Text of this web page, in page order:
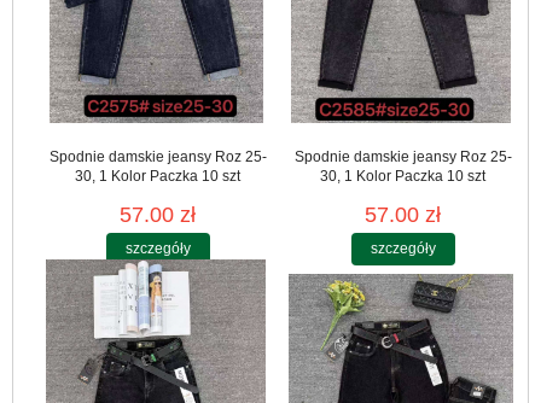
Spodnie damskie jeansy Roz 25-
30, 1 Kolor Paczka 10 szt
57.00 zł
szczegóły
Spodnie damskie jeansy Roz 25-
30, 1 Kolor Paczka 10 szt
57.00 zł
szczegóły